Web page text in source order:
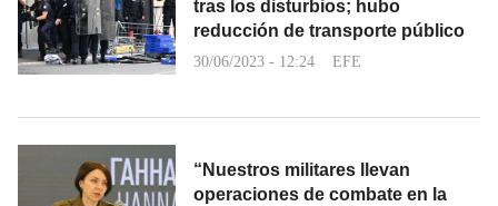
tras los disturbios; hubo
reducción de transporte público
30/06/2023 - 12:24 EFE
“Nuestros militares llevan
operaciones de combate en la